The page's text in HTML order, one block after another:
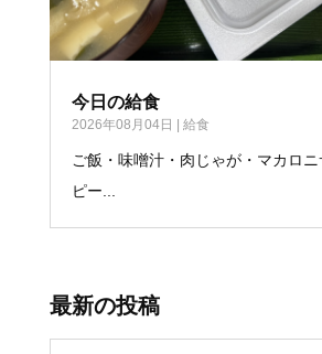
今日の給食
2026年08月04日 給食
ご飯・味噌汁・肉じゃが・マカロ
ピー...
最新の投稿